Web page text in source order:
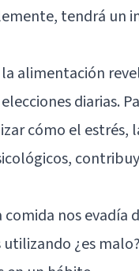
tendrá un
alimentación
diarias.
cómo el estrés,
nos evadía
¿es